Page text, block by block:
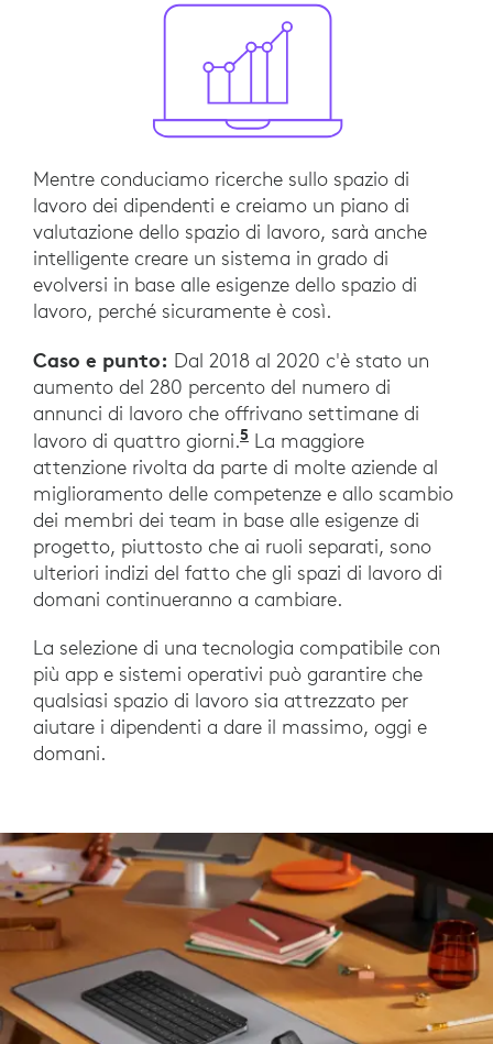
Mentre conduciamo ricerche sullo spazio di
lavoro dei dipendenti e creiamo un piano di
valutazione dello spazio di lavoro, sarà anche
intelligente creare un sistema in grado di
evolversi in base alle esigenze dello spazio di
lavoro, perché sicuramente è così.
Caso e punto: Dal 2018 al 2020 c'è stato un
aumento del 280 percento del numero di
annunci di lavoro che offrivano settimane di
lavoro di quattro giorni.5 “The four-day work
La maggiore
attenzione rivolta da parte di molte aziende al
miglioramento delle competenze e allo scambio
dei membri dei team in base alle esigenze di
progetto, piuttosto che ai ruoli separati, sono
ulteriori indizi del fatto che gli spazi di lavoro di
domani continueranno a cambiare.
La selezione di una tecnologia compatibile con
più app e sistemi operativi può garantire che
qualsiasi spazio di lavoro sia attrezzato per
aiutare i dipendenti a dare il massimo, oggi e
domani.